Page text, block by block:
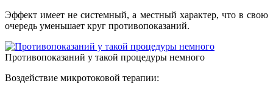
Эффект имеет не системный, а местный характер, что в свою
очередь уменьшает круг противопоказаний.
Противопоказаний у такой процедуры немного
Воздействие микротоковой терапии: